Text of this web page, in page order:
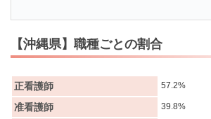
【沖縄県】職種ごとの割合
正看護師 57.2%
准看護師 39.8%